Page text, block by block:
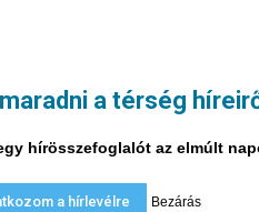
a térség
hírösszefoglalót az elmúlt
a hírlevélre Bezárás